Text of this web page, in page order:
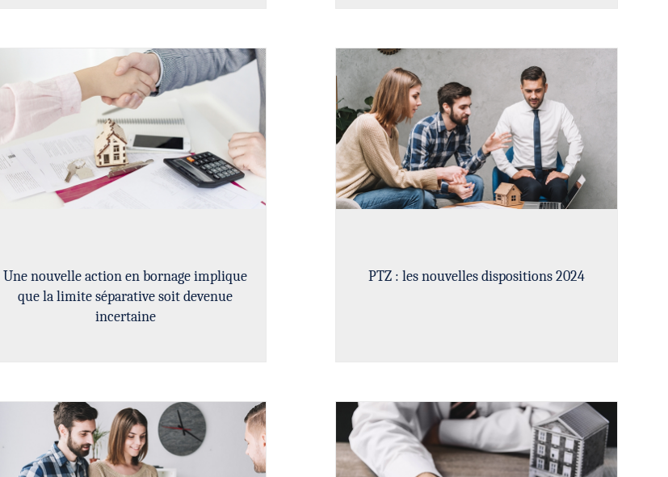
Une nouvelle action en bornage implique
que la limite séparative soit devenue
incertaine
PTZ : les nouvelles dispositions 2024